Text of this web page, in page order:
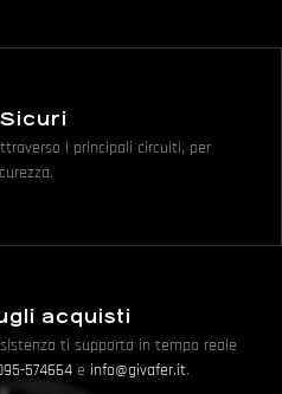
i principali circuiti, per
acquisti
ti supporta in tempo reale
574664 e info@givafer.it.